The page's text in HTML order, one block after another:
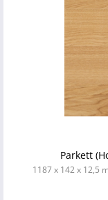
Parkett
1187 x 142 x 12,5